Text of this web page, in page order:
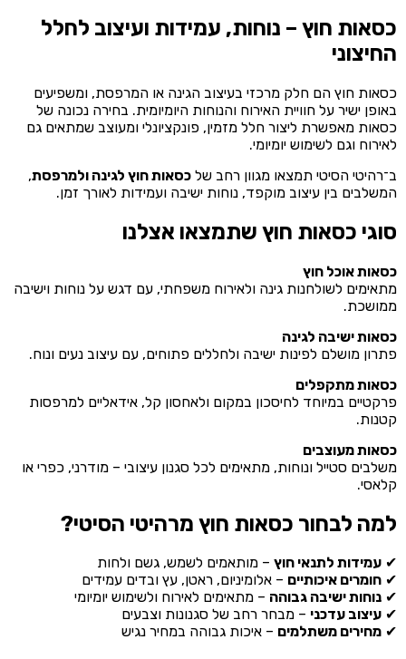
כסאות חוץ – נוחות, עמידות ועיצוב לחלל
החיצוני
כסאות חוץ הם חלק מרכזי בעיצוב הגינה או המרפסת, ומשפיעים
באופן ישיר על חוויית האירוח והנוחות היומיומית. בחירה נכונה של
כסאות מאפשרת ליצור חלל מזמין, פונקציונלי ומעוצב שמתאים גם
לאירוח וגם לשימוש יומיומי.
ב־רהיטי הסיטי תמצאו מגוון רחב של כסאות חוץ לגינה ולמרפסת,
המשלבים בין עיצוב מוקפד, נוחות ישיבה ועמידות לאורך זמן.
סוגי כסאות חוץ שתמצאו אצלנו
כסאות אוכל חוץ
מתאימים לשולחנות גינה ולאירוח משפחתי, עם דגש על נוחות וישיבה
ממושכת.
כסאות ישיבה לגינה
פתרון מושלם לפינות ישיבה ולחללים פתוחים, עם עיצוב נעים ונוח.
כסאות מתקפלים
פרקטיים במיוחד לחיסכון במקום ולאחסון קל, אידאליים למרפסות
קטנות.
כסאות מעוצבים
משלבים סטייל ונוחות, מתאימים לכל סגנון עיצובי – מודרני, כפרי או
קלאסי.
למה לבחור כסאות חוץ מרהיטי הסיטי?
✔ עמידות לתנאי חוץ – מותאמים לשמש, גשם ולחות
✔ חומרים איכותיים – אלומיניום, ראטן, עץ ובדים עמידים
✔ נוחות ישיבה גבוהה – מתאימים לאירוח ולשימוש יומיומי
✔ עיצוב עדכני – מבחר רחב של סגנונות וצבעים
✔ מחירים משתלמים – איכות גבוהה במחיר נגיש